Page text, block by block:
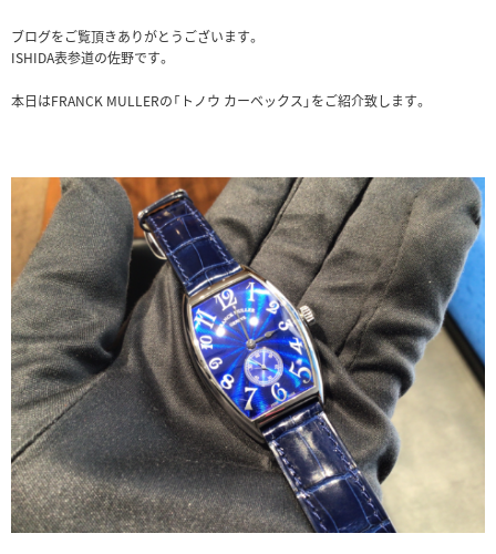
ブログをご覧頂きありがとうございます。
ISHIDA表参道の佐野です。
本日はFRANCK MULLERの「トノウ カーベックス」をご紹介致します。